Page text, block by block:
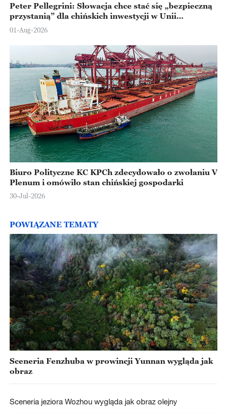
Peter Pellegrini: Słowacja chce stać się „bezpieczną
przystanią” dla chińskich inwestycji w Unii
Europejskiej
01-Aug-2026
Biuro Polityczne KC KPCh zdecydowało o zwołaniu V
Plenum i omówiło stan chińskiej gospodarki
30-Jul-2026
POWIĄZANE TEMATY
Sceneria Fenzhuba w prowincji Yunnan wygląda jak
obraz
Sceneria jeziora Wozhou wygląda jak obraz olejny